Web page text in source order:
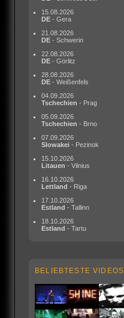
15.08.2026
DE - Gera
21.08.2026
DE - Schwerin
22.08.2026
DE - Görlitz
28.08.2026
DE - Weißenfels
04.09.2026
Tschechien - Prag
05.09.2026
Tschechien - Brno
07.09.2026
Slowakei - Pezinok
15.10.2026
Litauen - Vilnius
16.10.2026
Lettland - Riga
17.10.2026
Estland - Tallinn
18.10.2026
Estland - Tartu
BELIEBTESTE VIDEOS